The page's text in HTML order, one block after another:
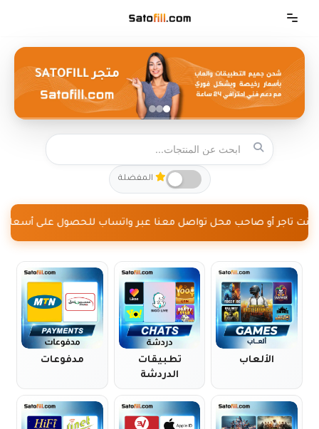
إلى
المحتوى
المفضلة
كنت تاجر أو صاحب محل تواصل معنا عبر واتساب للحصول على أسعار جملة
الألعاب
تطبيقات
الدردشة
مدفوعات